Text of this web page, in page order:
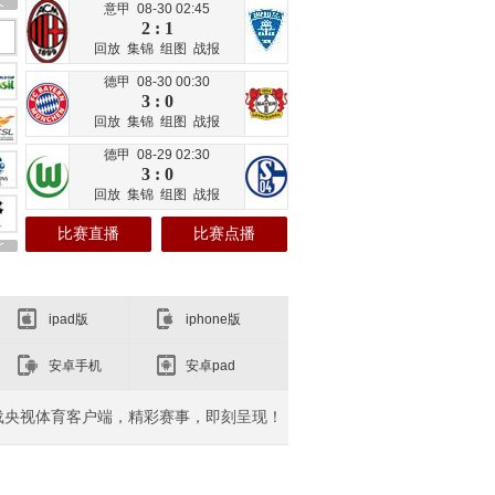
意甲 08-30 02:45
2 : 1
回放 集锦 组图 战报
德甲 08-30 00:30
3 : 0
回放 集锦 组图 战报
德甲 08-29 02:30
3 : 0
回放 集锦 组图 战报
比赛直播 比赛点播
ipad版 iphone版
安卓手机 安卓pad
央视体育客户端，精彩赛事，即刻呈现！